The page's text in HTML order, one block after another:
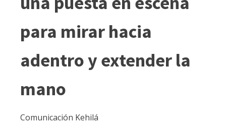
para mirar hacia
adentro y extender la
mano
Comunicación Kehilá